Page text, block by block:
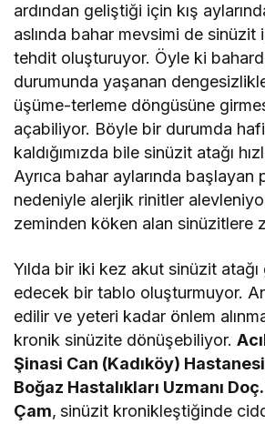
ardından geliştiği için kış
aslında bahar mevsimi de sinüzit
tehdit oluşturuyor. Öyle ki
durumunda yaşanan
üşüme-terleme döngüsüne
açabiliyor. Böyle bir durumda
kaldığımızda bile sinüzit atağı
Ayrıca bahar aylarında başlayan
nedeniyle alerjik rinitler
zeminden köken alan sinüzitlere
Yılda bir iki kez akut sinüzit
edecek bir tablo oluşturmuyor.
edilir ve yeteri kadar önlem
kronik sinüzite dönüşebiliyor.
Şinasi Can (Kadıköy)
Boğaz Hastalıkları Uzmanı
Çam, sinüzit kronikleştiğinde